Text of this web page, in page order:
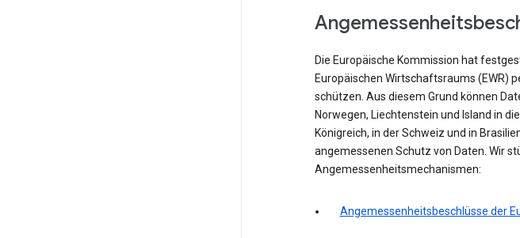
Die Europäische Kommission hat
Europäischen Wirtschaftsraums (EWR)
schützen. Aus diesem Grund können
Norwegen, Liechtenstein und Island in
Königreich, in der Schweiz und in
angemessenen Schutz von Daten. Wir
Angemessenheitsmechanismen:
Angemessenheitsbeschlüsse der